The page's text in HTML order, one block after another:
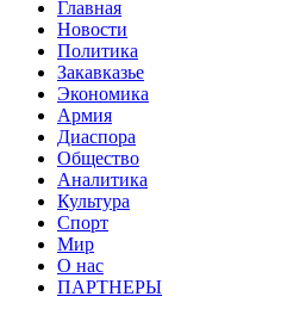
Главная
Новости
Политика
Закавказье
Экономика
Армия
Диаспора
Общество
Аналитика
Культура
Спорт
Мир
О нас
ПАРТНЕРЫ